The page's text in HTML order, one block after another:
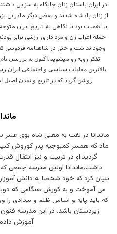
در ایران باستان زنان جایگاه به سزایی
از زنان پادشاه شدند و بعضی دیگر
با اهمیت بود.با نگاهی به تاریخ ایران
حمله اعراب زن و مرد دارای ارزشی برابر
وجود نداشت و حتی در شاهنامه فردوسی که
تفکر روبه رو میشویم.اکنون به بررسی نام
بالاترین مقامات سیاسی و اجتماعی ایران
روشن گردد که در تاریخ و تمدن اصیل
ماندانا در لغت به معنی شاه بوی عنبر
ماد که همسر کمبوجیه پدر کوروش
گردید.او در تربیت و نیز انتقال
داشت.ماندانا اولین مدرسه جمعی که
بنیان کرد که خود شخصا به دانش
می آموخت و به کورش هنگامی که
که باید پایه و اساس ظلم و بیدادی را
زیردستان باشد. در این مدرسه فنون
آموزش